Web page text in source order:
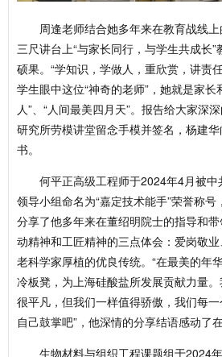
周逢老师结合她多年来在教育战线
三尺讲台上“与家长同行，与学生共成长
硕果。“学知识，学做人，重欣赏，讲责
学生眼中这位“神奇的老师”，她就是家长
人”、“人间最美四月天”。报告给大家深
研究所劳模讲堂留念手模并签名，杨建
书。
何平正高级工程师于2024年4月被
领导小组命名为“嘉定技术能手”荣誉称
分享了他多年来在董绍明院士的指导和
动精神和工匠精神的三点体会：爱岗敬
老科学家厚植的优良传统。“在最美的年
冷板凳，为上海硅酸盐所发展贡献力量
很平凡，但我们一样值得骄傲，我们每
自己鼓掌吧”，他深情的分享结语感动了
生物材料与组织工程课题组于2024